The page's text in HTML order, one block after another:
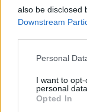
also be disclosed
Downstream
Please note that
not limited to
grant or deny
use your data for
Personal
I want to
personal data.
Opted In
What The
rerecorder